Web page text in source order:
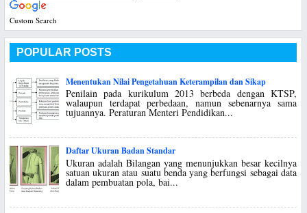
Custom Search
POPULAR POSTS
Menentukan Nilai Pengetahuan Keterampilan dan Sikap
Penilain pada kurikulum 2013 berbeda dengan KTSP,
walaupun terdapat perbedaan, namun sebenarnya sama
tujuannya. Peraturan Menteri Pendidikan...
Daftar Ukuran Badan Standar
Ukuran adalah Bilangan yang menunjukkan besar kecilnya
satuan ukuran atau suatu benda yang berfungsi sebagai data
dalam pembuatan pola, bai...